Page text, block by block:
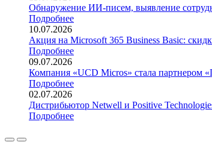
Обнаружение ИИ-писем, выявление
Подробнее
10.07.2026
Акция на Microsoft 365 Business Basic:
Подробнее
09.07.2026
Компания «UCD Micros» стала партнером
Подробнее
02.07.2026
Дистрибьютор Netwell и Positive
Подробнее